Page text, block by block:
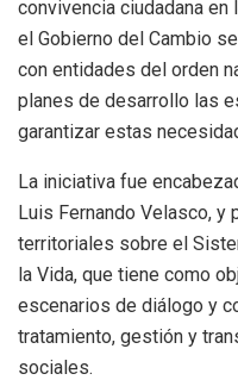
convivencia ciudadana
el Gobierno del Cambio
con entidades del orden
planes de desarrollo las
garantizar estas
La iniciativa fue
Luis Fernando Velasco, y
territoriales sobre el
la Vida, que tiene como
escenarios de diálogo y
tratamiento, gestión y
sociales.